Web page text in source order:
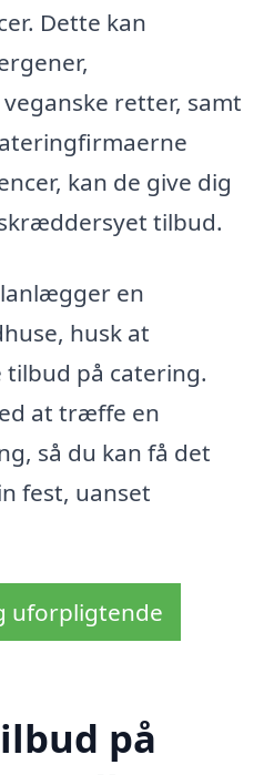
Dette kan
retter, samt
kan de give dig
tilbud.
en
husk at
på catering.
at træffe en
så du kan få det
fest, uanset
uforpligtende
på